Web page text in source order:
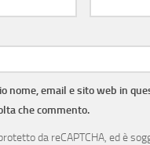
nome, email e sito web in
che commento.
da reCAPTCHA, ed è